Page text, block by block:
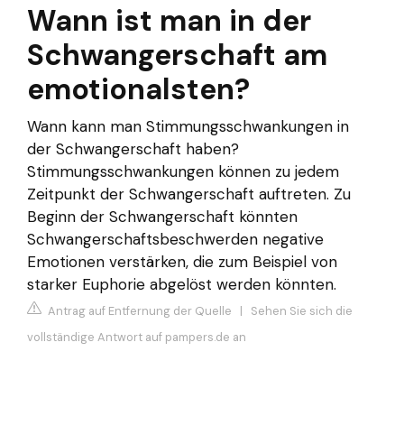
Wann ist man in der
Schwangerschaft am
emotionalsten?
Wann kann man Stimmungsschwankungen in
der Schwangerschaft haben?
Stimmungsschwankungen können zu jedem
Zeitpunkt der Schwangerschaft auftreten. Zu
Beginn der Schwangerschaft könnten
Schwangerschaftsbeschwerden negative
Emotionen verstärken, die zum Beispiel von
starker Euphorie abgelöst werden könnten.
Antrag auf Entfernung der Quelle | Sehen Sie sich die
vollständige Antwort auf pampers.de an